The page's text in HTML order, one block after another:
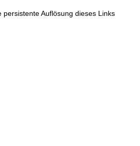
Auflösung dieses Links